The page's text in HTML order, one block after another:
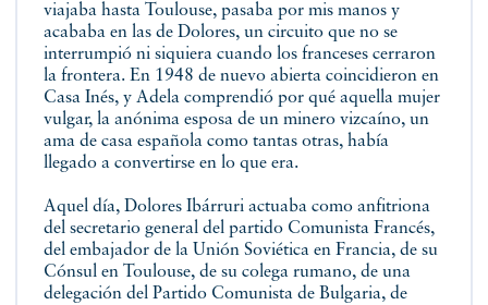
viajaba hasta Toulouse, pasaba por mis manos y
acababa en las de Dolores, un circuito que no se
interrumpió ni siquiera cuando los franceses cerraron
la frontera. En 1948 de nuevo abierta coincidieron en
Casa Inés, y Adela comprendió por qué aquella mujer
vulgar, la anónima esposa de un minero vizcaíno, un
ama de casa española como tantas otras, había
llegado a convertirse en lo que era.
Aquel día, Dolores Ibárruri actuaba como anfitriona
del secretario general del partido Comunista Francés,
del embajador de la Unión Soviética en Francia, de su
Cónsul en Toulouse, de su colega rumano, de una
delegación del Partido Comunista de Bulgaria, de